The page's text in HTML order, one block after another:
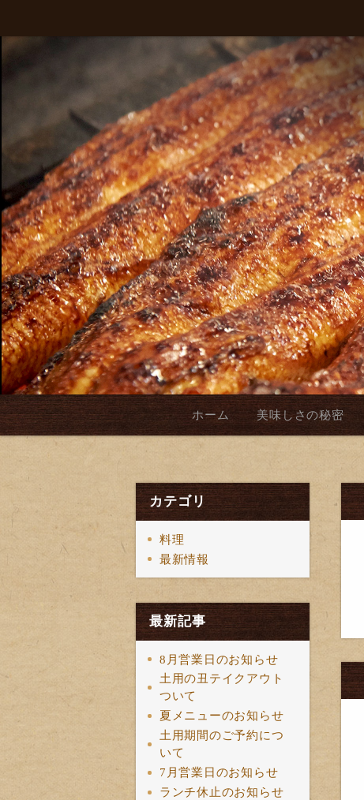
ホーム 美味しさの秘密
カテゴリ
料理
最新情報
最新記事
8月営業日のお知らせ
土用の丑テイクアウト
ついて
夏メニューのお知らせ
土用期間のご予約につ
いて
7月営業日のお知らせ
ランチ休止のお知らせ